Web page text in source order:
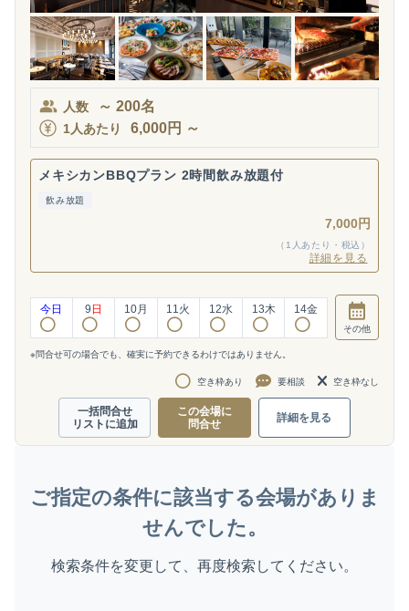
人数 ～ 200名
1人あたり 6,000円 ～
メキシカンBBQプラン 2時間飲み放題付
飲み放題
7,000円
（1人あたり・税込）
詳細を見る
今日 9 日 10月 11 火 12水 13木 14金
その他
※問合せ可の場合でも、確実に予約できるわけではありません。
空き枠あり 要相談 空き枠なし
一括問合せ
リストに追加
この会場に
問合せ
詳細を見る
ご指定の条件に該当する会場がありま
せんでした。
検索条件を変更して、再度検索してください。